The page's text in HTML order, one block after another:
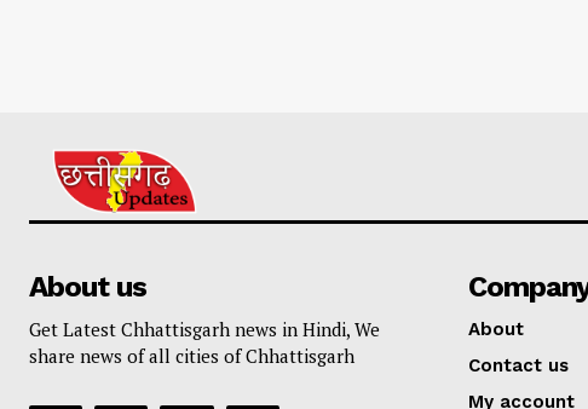
About us
Get Latest Chhattisgarh news in Hindi, We
share news of all cities of Chhattisgarh
About
Contact us
My account